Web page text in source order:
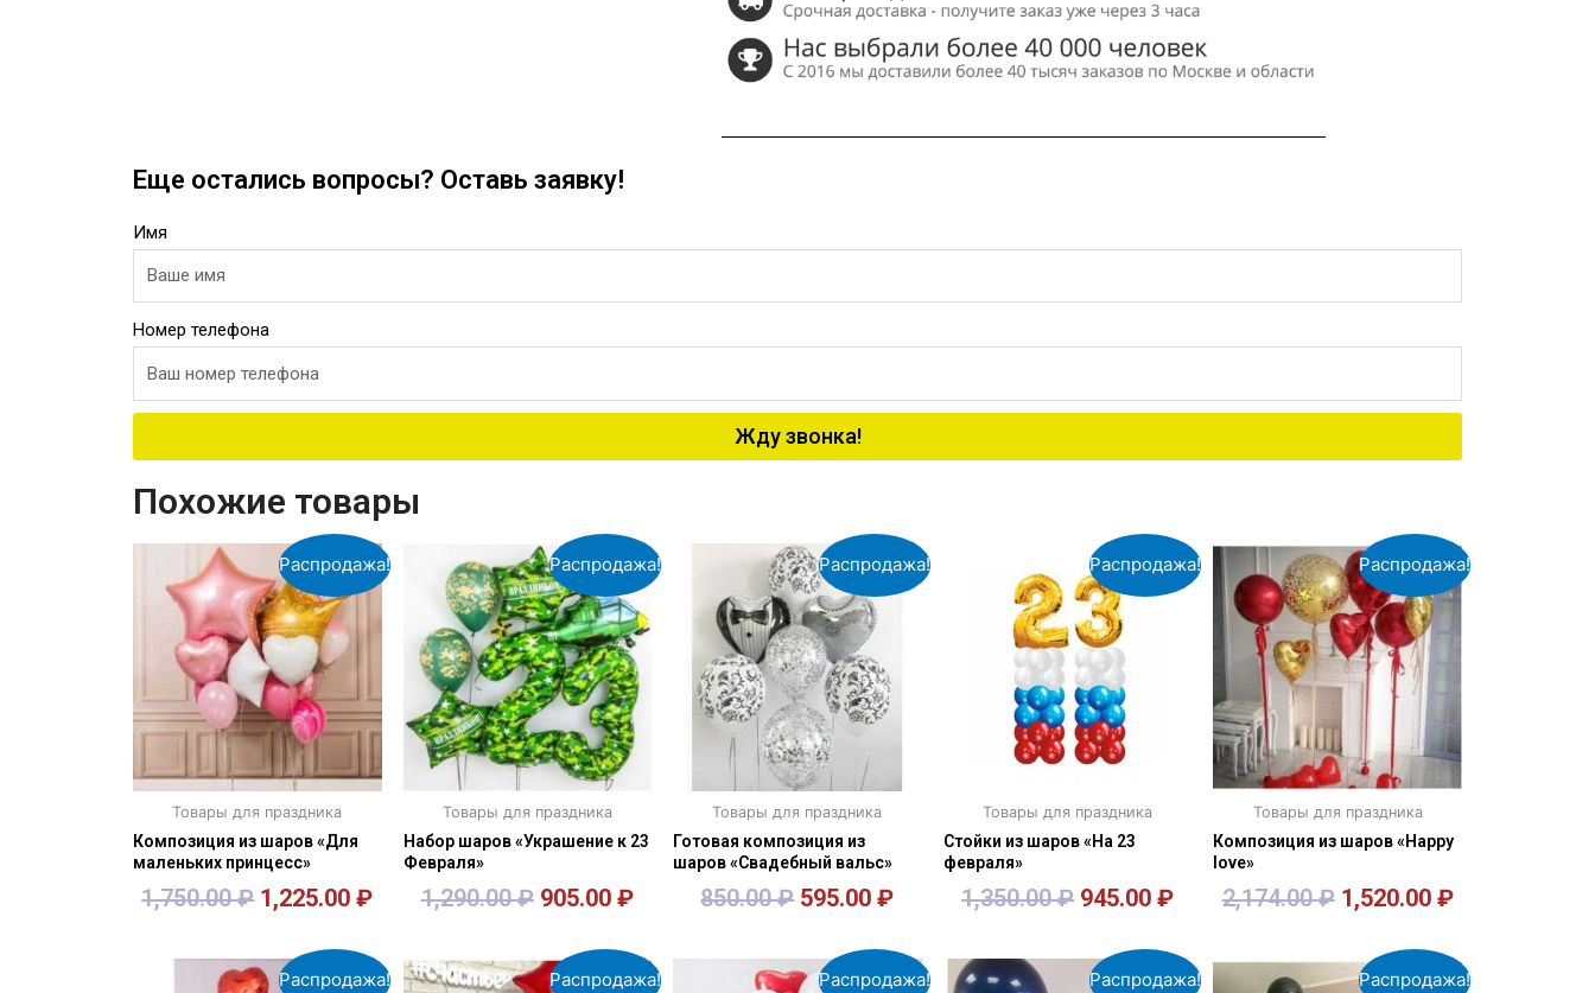
Еще остались вопросы? Оставь заявку!
Имя
Номер телефона
Жду звонка!
Похожие товары
Распродажа!
Товары для праздника
Композиция из шаров «Для
маленьких принцесс»
1,750.00₽ 1,225.00₽
Распродажа!
Товары для праздника
Набор шаров «Украшение к 23
Февраля»
1,290.00₽ 905.00 ₽
Распродажа!
Товары для праздника
Готовая композиция из
шаров «Свадебный вальс»
850.00₽ 595.00₽
Распродажа!
Товары для праздника
Стойки из шаров «На 23
февраля»
1,350.00₽ 945.00₽
Распродажа!
Товары для праздника
Композиция из шаров «Happy
love»
2,174.00₽ 1,520.00 ₽
Распродажа! Распродажа! Распродажа! Распродажа! Распродажа!